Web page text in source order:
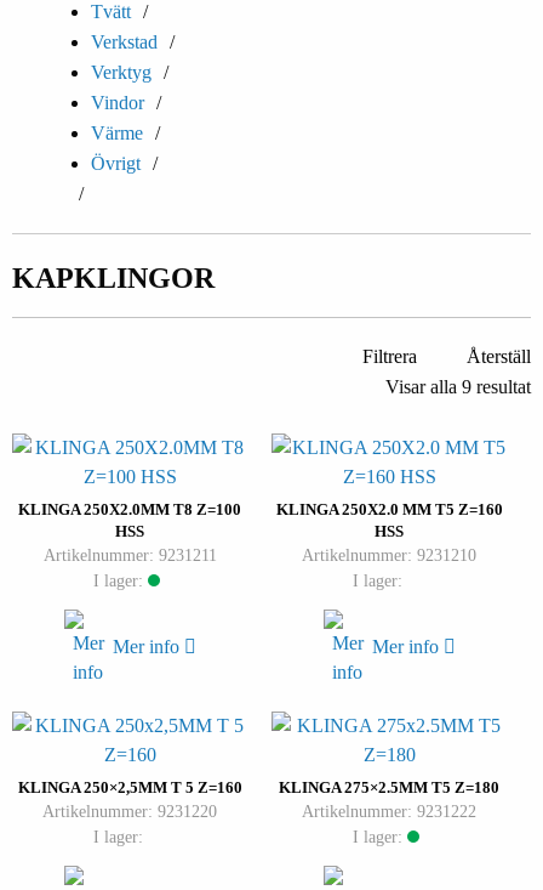
Tvätt
Verkstad
Verktyg
Vindor
Värme
Övrigt
KAPKLINGOR
Filtrera
Återställ
Visar alla 9 resultat
KLINGA 250X2.0MM T8 Z=100
HSS
Artikelnummer: 9231211
I lager:
Mer info
KLINGA 250X2.0 MM T5 Z=160
HSS
Artikelnummer: 9231210
I lager:
Mer info
KLINGA 250×2,5MM T 5 Z=160
Artikelnummer: 9231220
I lager:
KLINGA 275×2.5MM T5 Z=180
Artikelnummer: 9231222
I lager: